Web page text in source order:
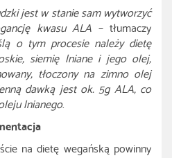
jest w stanie sam wytworzyć
kwasu ALA – tłumaczy
o tym procesie należy dietę
siemię lniane i jego olej,
tłoczony na zimno olej
dawką jest ok. 5g ALA, co
lnianego.
na dietę wegańską powinny